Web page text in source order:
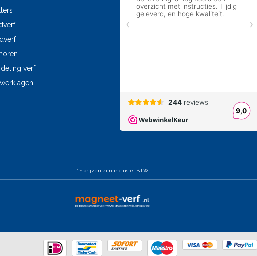
verf
* = prijzen zijn inclusief BTW